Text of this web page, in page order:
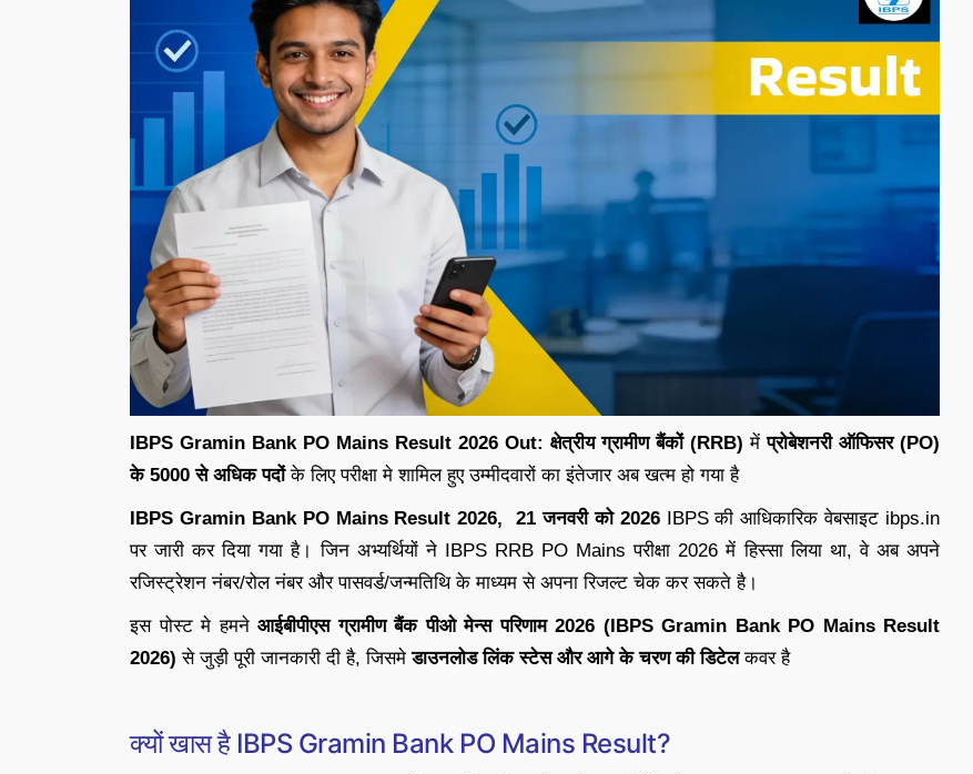
IBPS Gramin Bank PO Mains Result 2026 Out: क्षेत्रीय ग्रामीण बैंकों (RRB) मेंप्रोबेशनरी ऑफिसर (PO)
के 5000 से अधिक पदोंके लिए परीक्षा मे शामिल हुए उम्मीदवारों का इंतेजार अब खत्म हो गया है
IBPS Gramin Bank PO Mains Result 2026, 21 जनवरी को 2026 IBPS की आधिकारिक वेबसाइट ibps.in
पर जारी कर दिया गया है। जिन अभ्यर्थियों ने IBPS RRB PO Mains परीक्षा 2026 में हिस्सा लिया था, वे अब अपने
रजिस्ट्रेशन नंबर/रोल नंबर और पासवर्ड/जन्मतिथि के माध्यम से अपना रिजल्ट चेक कर सकते है।
इस पोस्ट मे हमने आईबीपीएस ग्रामीण बैंक पीओ मेन्स परिणाम 2026 (IBPS Gramin Bank PO Mains Result
2026) से जुड़ी पूरी जानकारी दी है, जिसमेडाउनलोड लिंक स्टेस और आगे के चरण की डिटेलकवर है
क्यों खास है IBPS Gramin Bank PO Mains Result?